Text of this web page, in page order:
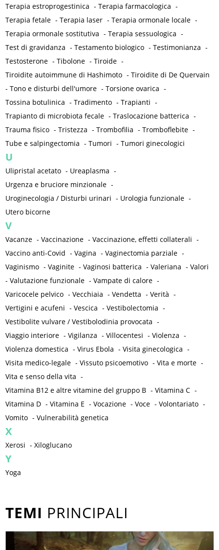
Terapia estroprogestinica -Terapia farmacologica -
Terapia fetale -Terapia laser -Terapia ormonale locale -
Terapia ormonale sostitutiva -Terapia sessuologica -
Test di gravidanza -Testamento biologico -Testimonianza -
Testosterone -Tibolone -Tiroide -
Tiroidite autoimmune di Hashimoto -Tiroidite di De Quervain
-Tono e disturbi dell'umore -Torsione ovarica -
Tossina botulinica -Tradimento -Trapianti -
Trapianto di microbiota fecale -Traslocazione batterica -
Trauma fisico -Tristezza -Trombofilia -Tromboflebite -
Tube e salpingectomia -Tumori -Tumori ginecologici
U
Ulipristal acetato - Ureaplasma -
Urgenza e bruciore minzionale -
Uroginecologia / Disturbi urinari - Urologia funzionale -
Utero bicorne
V
Vacanze -Vaccinazione -Vaccinazione, effetti collaterali -
Vaccino anti-Covid -Vagina -Vaginectomia parziale -
Vaginismo -Vaginite -Vaginosi batterica -Valeriana -Valori
-Valutazione funzionale -Vampate di calore -
Varicocele pelvico -Vecchiaia -Vendetta -Verità -
Vertigini e acufeni -Vescica -Vestibolectomia -
Vestibolite vulvare / Vestibolodinia provocata -
Viaggio interiore -Vigilanza -Villocentesi -Violenza -
Violenza domestica -Virus Ebola -Visita ginecologica -
Visita medico-legale -Vissuto psicoemotivo -Vita e morte -
Vita e senso della vita -
Vitamina B12 e altre vitamine del gruppo B -Vitamina C -
Vitamina D -Vitamina E -Vocazione -Voce -Volontariato -
Vomito -Vulnerabilità genetica
X
Xerosi -Xiloglucano
Y
Yoga
TEMI PRINCIPALI